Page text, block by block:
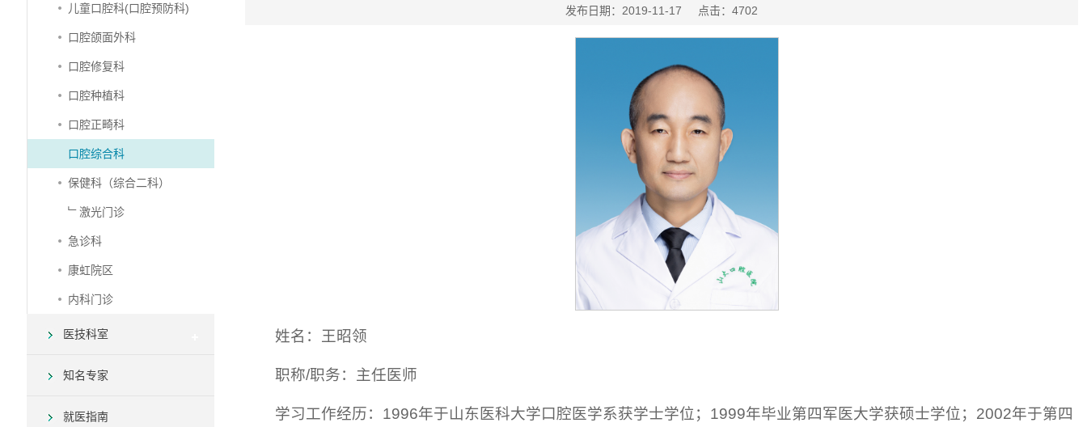
儿童口腔科(口腔预防科)
口腔颌面外科
口腔修复科
口腔种植科
口腔正畸科
口腔综合科
保健科（综合二科）
﹂激光门诊
急诊科
康虹院区
内科门诊
医技科室
知名专家
就医指南
发布日期：2019-11-17 点击： 4702
姓名：王昭领
职称/职务：主任医师
学习工作经历：1996年于山东医科大学口腔医学系获学士学位；1999年毕业第四军医大学获硕士学位；2002年于第四